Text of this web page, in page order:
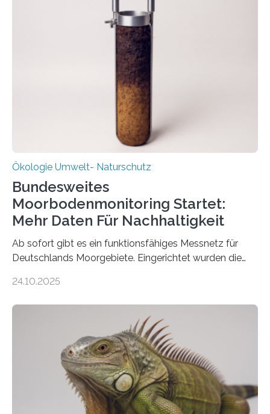
Veränderung der Wirtschaft wichtig ist, zeigt der vom
Deutschen Biomasseforschungszentrum und der
Stadtreinigung Leipzig konzipierte und am 24. Oktober
2025 offiziell eingeweihte Stadtrundgang „KreisLauf“. Er
ist ab sofort im Leipziger Stadtgebiet…
Ökologie Umwelt- Naturschutz
Bundesweites
Moorbodenmonitoring Startet:
Mehr Daten Für Nachhaltigkeit
Ab sofort gibt es ein funktionsfähiges Messnetz für
Deutschlands Moorgebiete. Eingerichtet wurden die
vergangenen fünf Jahren von Wissenschaftlerinnen
heutigen Donnerstag übergeben sie ihren Bericht zur
Aufbauphase an den Auftraggeber, das
Bundesministerium für Landwirtschaft, Ernährung und
Heimat. Braunschweig/Eberswalde (23. Oktober 2025).
Ein Netz aus 155 Messstationen spannt sich neuerdings
über Deutschlands Moorböden. Eingerichtet wurden sie
in den vergangenen fünf Jahren von
24.10.2025